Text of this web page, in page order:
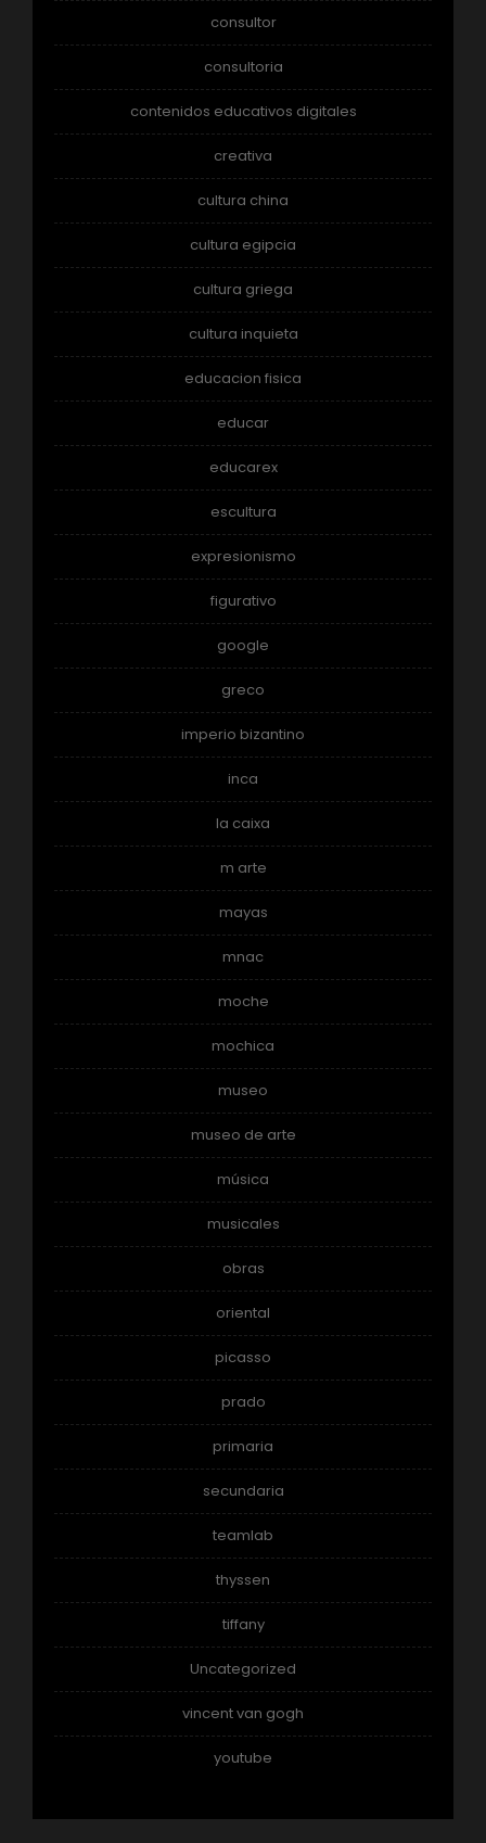
consultor
consultoria
contenidos educativos digitales
creativa
cultura china
cultura egipcia
cultura griega
cultura inquieta
educacion fisica
educar
educarex
escultura
expresionismo
figurativo
google
greco
imperio bizantino
inca
la caixa
m arte
mayas
mnac
moche
mochica
museo
museo de arte
música
musicales
obras
oriental
picasso
prado
primaria
secundaria
teamlab
thyssen
tiffany
Uncategorized
vincent van gogh
youtube